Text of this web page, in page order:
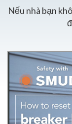
Nếu nhà bạn